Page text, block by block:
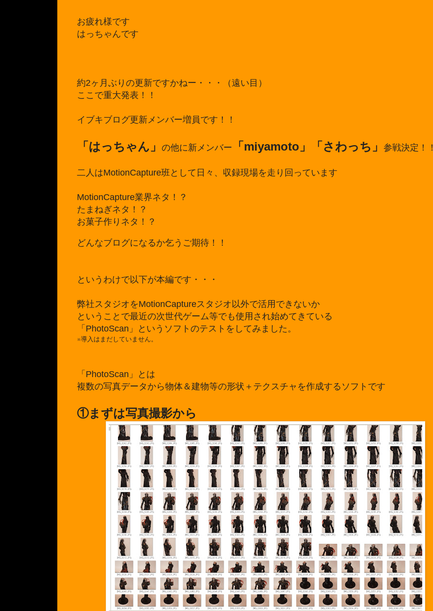
お疲れ様です
はっちゃんです
約2ヶ月ぶりの更新ですかねー・・・（遠い目）
ここで重大発表！！
イブキブログ更新メンバー増員です！！
「はっちゃん」 の他に新メンバー 「miyamoto」「さわっち」 参戦決定！！
二人はMotionCapture班として日々、収録現場を走り回っています
MotionCapture業界ネタ！？
たまねぎネタ！？
お菓子作りネタ！？
どんなブログになるか乞うご期待！！
というわけで以下が本編です・・・
弊社スタジオをMotionCaptureスタジオ以外で活用できないか
ということで最近の次世代ゲーム等でも使用され始めてきている
「PhotoScan」という ソフトのテストをしてみました。
※導入はまだしていません。
「PhotoScan」とは
複数の写真データから物体＆建物等の形状＋テクスチャを作成するソフトです
①まずは写真撮影から